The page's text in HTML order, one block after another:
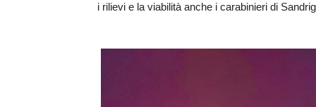
i rilievi e la viabilità anche i carabinieri di